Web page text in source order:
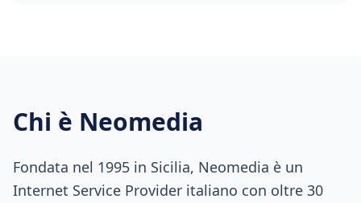
Chi è Neomedia
Fondata nel 1995 in Sicilia, Neomedia è un
Internet Service Provider italiano con oltre 30